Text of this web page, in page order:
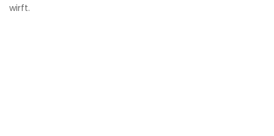
wirft.